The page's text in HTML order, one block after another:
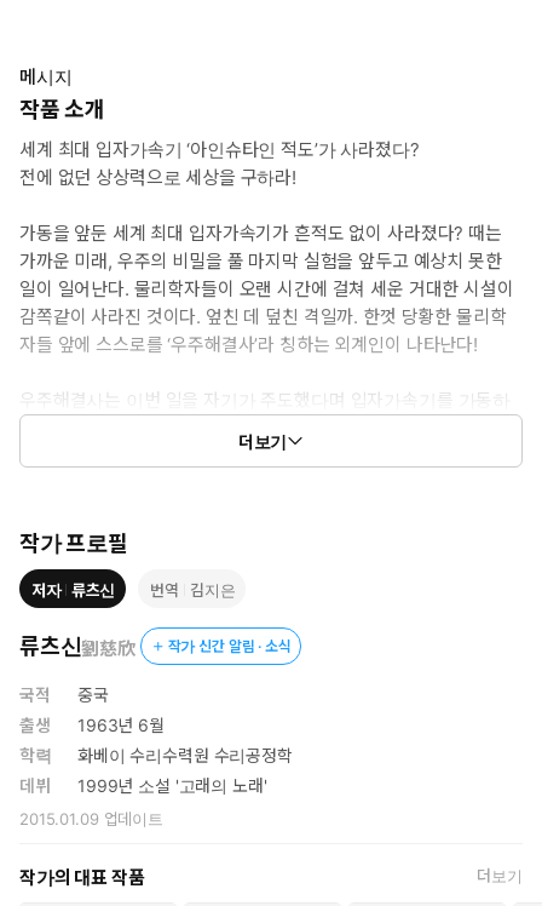
메시지
작품 소개
세계 최대 입자가속기 ‘아인슈타인 적도’가 사라졌다?
전에 없던 상상력으로 세상을 구하라!
가동을 앞둔 세계 최대 입자가속기가 흔적도 없이 사라졌다? 때는
가까운 미래, 우주의 비밀을 풀 마지막 실험을 앞두고 예상치 못한
일이 일어난다. 물리학자들이 오랜 시간에 걸쳐 세운 거대한 시설이
감쪽같이 사라진 것이다. 엎친 데 덮친 격일까. 한껏 당황한 물리학
자들 앞에 스스로를 ‘우주해결사’라 칭하는 외계인이 나타난다!
우주해결사는 이번 일을 자기가 주도했다며 입자가속기를 가동하
면 지구는 물론이고, 우주 전체가 큰 위험에 처한다고 말한다. 우주
의 비밀을 풀 기회를 놓친 물리학자들은 우주해결사에게 직접 비밀
이에 한 물리학자가 우주의 질서를 유지하면서 인류가 우주의 비밀
을 알아 낼 방법이 있다며 우주해결사에게 한 가지 제안을 하고, 우
주해결사는 이를 흔쾌히 수락하게 되는데……. 우주해결사는 어떤 조
건으로 물리학자의 제안을 수락했을까? 과연 인류는 우주해결사로
더보기
작가 프로필
저자 류츠신 번역 김지은
류츠신劉慈欣 작가 신간 알림 · 소식
국적
중국
출생
1963년 6월
학력
화베이 수리수력원 수리공정학
데뷔
1999년 소설 '고래의 노래'
2015.01.09 업데이트
작가의 대표 작품 더보기